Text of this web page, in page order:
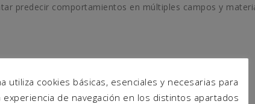
predecir comportamientos en múltiples campos y
Previas 2016 vs 2007 en determinados delitos:
utiliza cookies básicas, esenciales y necesarias para
experiencia de navegación en los distintos apartados